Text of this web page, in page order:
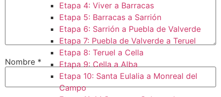
Etapa 4: Viver a Barracas
Etapa 5: Barracas a Sarrión
Etapa 6: Sarrión a Puebla de Valverde
Etapa 7: Puebla de Valverde a Teruel
Etapa 8: Teruel a Cella
Etapa 9: Cella a Alba
Etapa 10: Santa Eulalia a Monreal del
Campo​
Nombre *